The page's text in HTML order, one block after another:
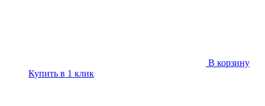
В корзину
Купить в 1 клик